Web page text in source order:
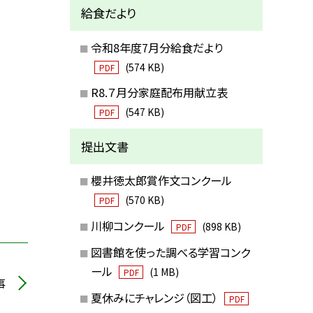
給食だより
令和8年度7月分給食だより
PDF (574 KB)
R8.７月分家庭配布用献立表
PDF (547 KB)
提出文書
櫻井徳太郎賞作文コンクール
PDF (570 KB)
川柳コンクール PDF (898 KB)
図書館を使った調べる学習コンク
ール
PDF (1 MB)
夏休みにチャレンジ（図工） PDF